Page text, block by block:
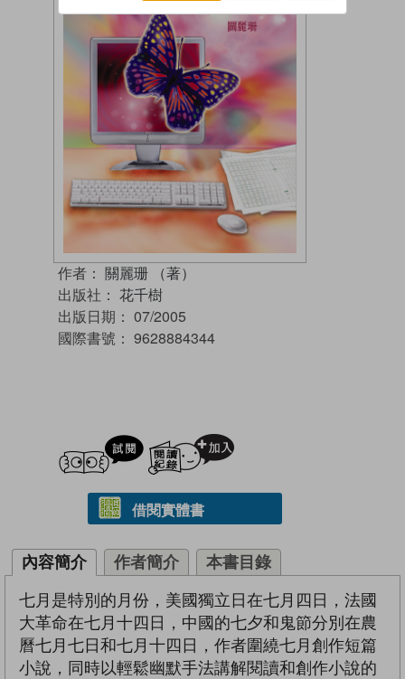
作者： 關麗珊 （著）
出版社： 花千樹
出版日期： 07/2005
國際書號： 9628884344
試閲
借閱實體書
內容簡介 作者簡介 本書目錄
七月是特別的月份，美國獨立日在七月四日，法國
大革命在七月十四日，中國的七夕和鬼節分別在農
曆七月七日和七月十四日，作者圍繞七月創作短篇
小說，同時以輕鬆幽默手法講解閱讀和創作小說的